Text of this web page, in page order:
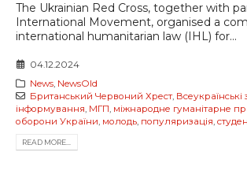
The Ukrainian Red Cross, together with
International Movement, organised a
international humanitarian law (IHL) for...
04.12.2024
News, NewsOld
Британський Червоний Хрест,
інформування МГП міжнародне гуманітарне
оборони України молодь популяризація
READ MORE...